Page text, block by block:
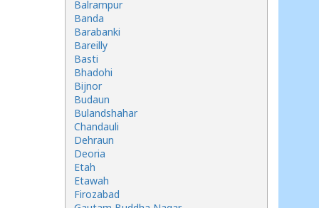
Balrampur
Banda
Barabanki
Bareilly
Basti
Bhadohi
Bijnor
Budaun
Bulandshahar
Chandauli
Dehraun
Deoria
Etah
Etawah
Firozabad